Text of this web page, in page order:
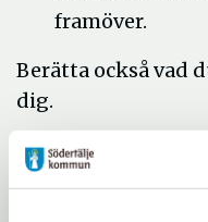
framöver.
Berätta också vad
dig.
systrar